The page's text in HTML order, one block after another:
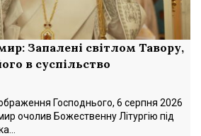
Запалені світлом Тавору,
в суспільство
Господнього, 6 серпня 2026
очолив Божественну Літургію під